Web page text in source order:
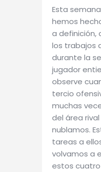
Esta
hemos
a definición,
los trabajos
durante la
jugador
observe
tercio
muchas
del área
nublamos.
tareas a
volvamos a
estos